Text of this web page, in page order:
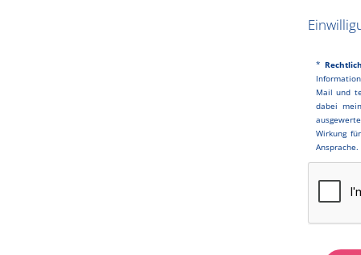
*
Mail und
dabei
Wirkung
Ansprache.